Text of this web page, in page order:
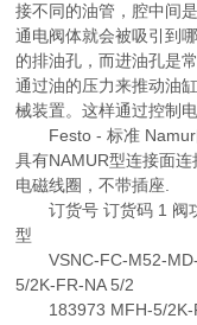
接不同的油管，腔中间
通电阀体就会被吸引到
的排油孔，而进油孔是
通过油的压力来推动油
械装置。这样通过控制
Festo - 标准 Namur
具有NAMUR型连接面
电磁线圈，不带插座.
订货号 订货码 1 阀功
型
VSNC-FC-M52-MD-
5/2K-FR-NA 5/2
183973 MFH-5/2K-